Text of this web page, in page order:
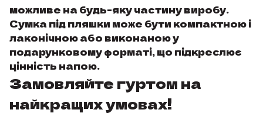
можливе на будь-яку частину виробу.
Сумка під пляшки може бути компактною і
лаконічною або виконаною у
подарунковому форматі, що підкреслює
цінність напою.
Замовляйте гуртом на
найкращих умовах!